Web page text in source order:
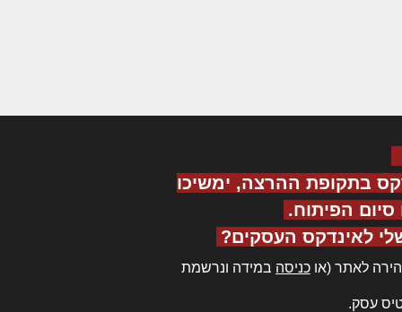
בתקופת ההרצה, ימשיכו
הפיתוח.
לאינדקס העסקים?
לאתר (או כניסה במידה ונרשמת
עסק.